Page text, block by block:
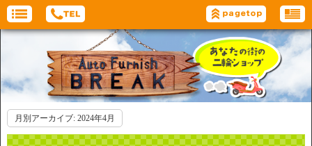
月別アーカイブ: 2024年4月